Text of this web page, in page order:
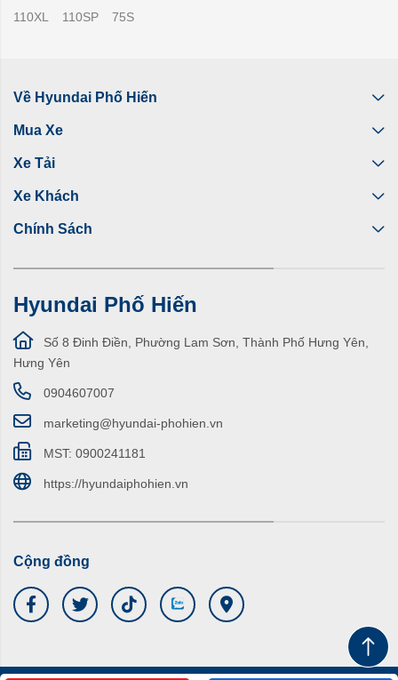
110XL
110SP 75S
Về Hyundai Phố Hiến
Mua Xe
Xe Tải
Xe Khách
Chính Sách
Hyundai Phố Hiến
Số 8 Đinh Điền, Phường Lam Sơn, Thành Phố Hưng Yên,
Hưng Yên
0904607007
marketing@hyundai-phohien.vn
MST: 0900241181
https://hyundaiphohien.vn
Cộng đồng